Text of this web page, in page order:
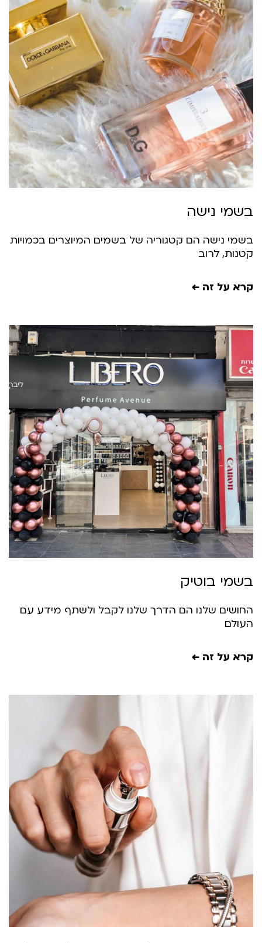
נישה
נישה הם קטגוריה של בשמים המיוצרים בכמויות
לרוב
על זה ←
בוטיק
שלנו הם הדרך שלנו לקבל ולשתף מידע עם
על זה ←